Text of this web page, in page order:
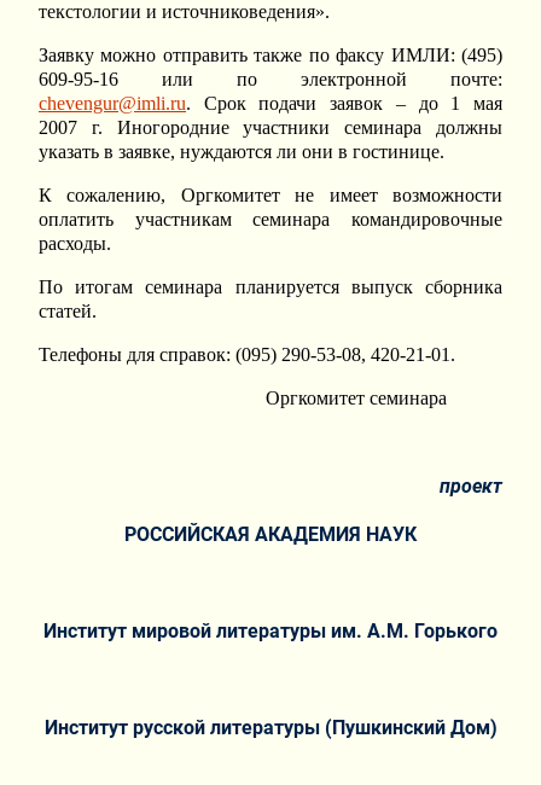
текстологии и источниковедения».
Заявку можно отправить также по факсу ИМЛИ: (495)
609-95-16 или по электронной почте:
chevengur@imli.ru. Срок подачи заявок – до 1 мая
2007 г. Иногородние участники семинара должны
указать в заявке, нуждаются ли они в гостинице.
К сожалению, Оргкомитет не имеет возможности
оплатить участникам семинара командировочные
расходы.
По итогам семинара планируется выпуск сборника
статей.
Телефоны для справок: (095) 290-53-08, 420-21-01.
Оргкомитет семинара
проект
РОССИЙСКАЯ АКАДЕМИЯ НАУК
Институт мировой литературы им. А.М. Горького
Институт русской литературы (Пушкинский Дом)